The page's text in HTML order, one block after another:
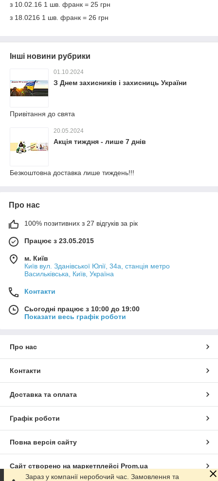
з 10.02.16 1 шв. франк = 25 грн
з 18.0216 1 шв. франк = 26 грн
Інші новини рубрики
01.10.2024
З Днем захисників і захисниць України
Привітання до свята
20.05.2024
Акція тиждня - лише 7 днів
Безкоштовна доставка лише тиждень!!!
Про нас
100% позитивних з 27 відгуків за рік
Працює з 23.05.2015
м. Київ
Київ вул. Зданівської Юлії, 34а, станція метро
Васильківська, Київ, Україна
Контакти
Сьогодні працює з 10:00 до 19:00
Показати весь графік роботи
Про нас
Контакти
Доставка та оплата
Графік роботи
Повна версія сайту
Сайт створено на маркетплейсі Prom.ua
Зараз у компанії неробочий час. Замовлення та